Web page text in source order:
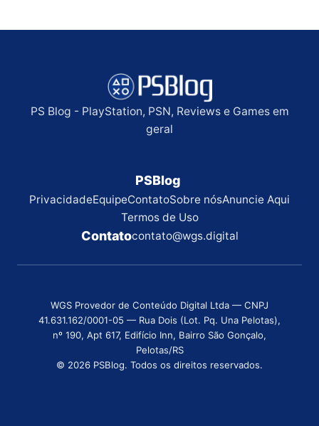
PS Blog - PlayStation, PSN, Reviews e Games em
geral
PSBlog
PrivacidadeEquipeContatoSobre nósAnuncie Aqui
Termos de Uso
Contatocontato@wgs.digital
WGS Provedor de Conteúdo Digital Ltda — CNPJ
41.631.162/0001-05 — Rua Dois (Lot. Pq. Una Pelotas),
nº 190, Apt 617, Edifício Inn, Bairro São Gonçalo,
Pelotas/RS
© 2026 PSBlog. Todos os direitos reservados.